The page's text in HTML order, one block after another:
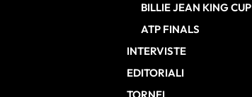
BILLIE JEAN KING CUP
ATP FINALS
INTERVISTE
EDITORIALI